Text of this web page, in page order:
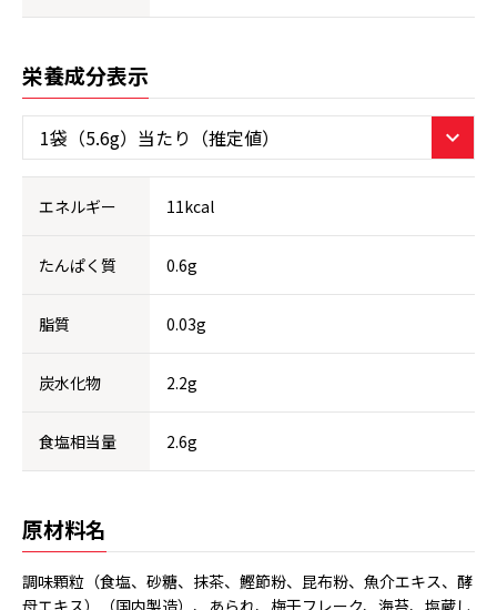
栄養成分表示
エネルギー 11kcal
たんぱく質 0.6g
脂質 0.03g
炭水化物 2.2g
食塩相当量 2.6g
原材料名
調味顆粒（食塩、砂糖、抹茶、鰹節粉、昆布粉、魚介エキス、酵
母エキス）（国内製造）、あられ、梅干フレーク、海苔、塩蔵し